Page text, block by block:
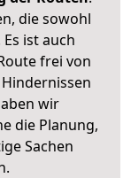
die sowohl
ist auch
frei von
wir
die Planung,
Sachen